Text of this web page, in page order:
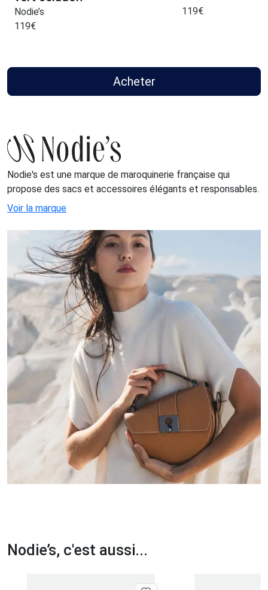
Nodie’s
119€
119€
Acheter
Nodie's est une marque de maroquinerie française qui
propose des sacs et accessoires élégants et responsables.
Voir la marque
Nodie’s, c'est aussi...